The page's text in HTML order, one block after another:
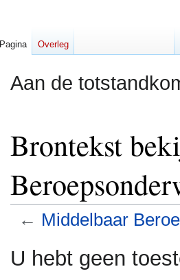
Aan de
Brontekst
← Middelbaar
Naar
navigatie
Naar
zoeken
U hebt geen
Pagina Overleg